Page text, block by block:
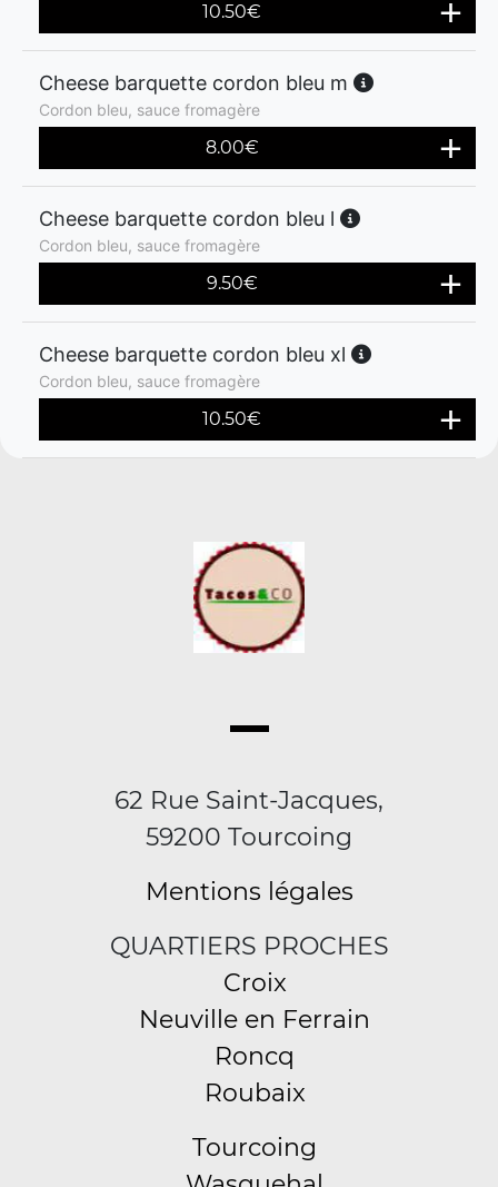
10.50€
Cheese barquette cordon bleu m
Cordon bleu, sauce fromagère
8.00€
Cheese barquette cordon bleu l
Cordon bleu, sauce fromagère
9.50€
Cheese barquette cordon bleu xl
Cordon bleu, sauce fromagère
10.50€
62 Rue Saint-Jacques,
59200 Tourcoing
Mentions légales
QUARTIERS PROCHES
Croix
Neuville en Ferrain
Roncq
Roubaix
Tourcoing